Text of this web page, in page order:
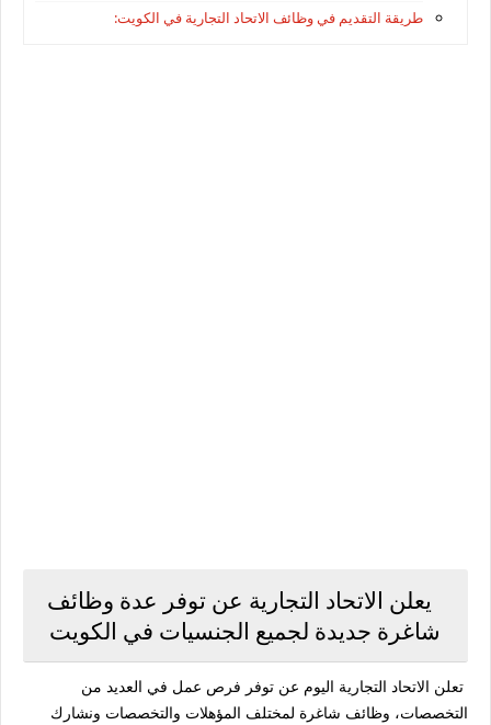
طريقة التقديم في وظائف الاتحاد التجارية في الكويت:
يعلن الاتحاد التجارية عن توفر عدة وظائف
شاغرة جديدة لجميع الجنسيات في الكويت
تعلن الاتحاد التجارية اليوم عن توفر فرص عمل في العديد من
التخصصات، وظائف شاغرة لمختلف المؤهلات والتخصصات ونشارك